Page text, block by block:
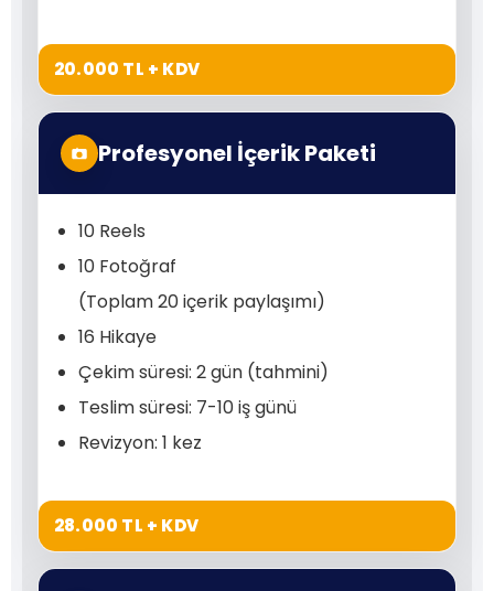
20.000 TL + KDV
Profesyonel İçerik Paketi
10 Reels
10 Fotoğraf
(Toplam 20 içerik paylaşımı)
16 Hikaye
Çekim süresi: 2 gün (tahmini)
Teslim süresi: 7-10 iş günü
Revizyon: 1 kez
28.000 TL + KDV